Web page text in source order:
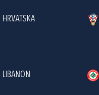
HRVATSKA
LIBANON